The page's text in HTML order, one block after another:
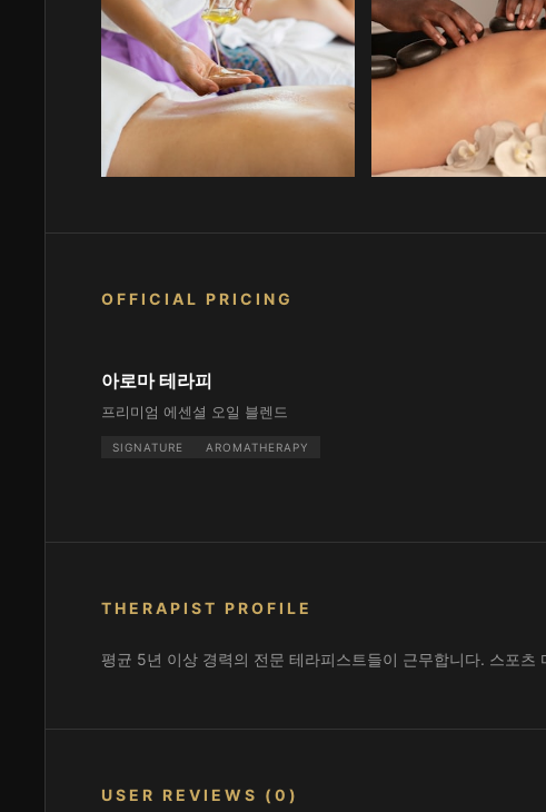
OFFICIAL PRICING
아로마 테라피
프리미엄 에센셜 오일 블렌드
SIGNATURE AROMATHERAPY
THERAPIST PROFILE
평균 5년 이상 경력의 전문 테라피스트들이 근무합니다. 스포츠
USER REVIEWS (0)